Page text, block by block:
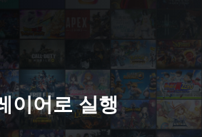
이어로 실행